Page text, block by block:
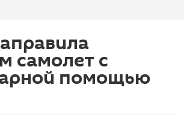
самолет с
помощью